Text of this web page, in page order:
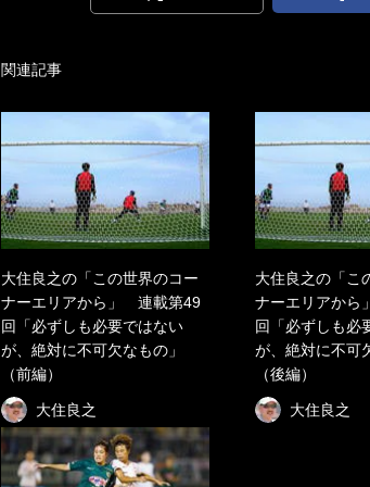
関連記事
大住良之の「この世界のコー
ナーエリアから」 連載第49
回「必ずしも必要ではない
が、絶対に不可欠なもの」
（前編）
大住良之
大住良之の「こ
ナーエリアか
回「必ずしも必
が、絶対に不可
（後編）
大住良之